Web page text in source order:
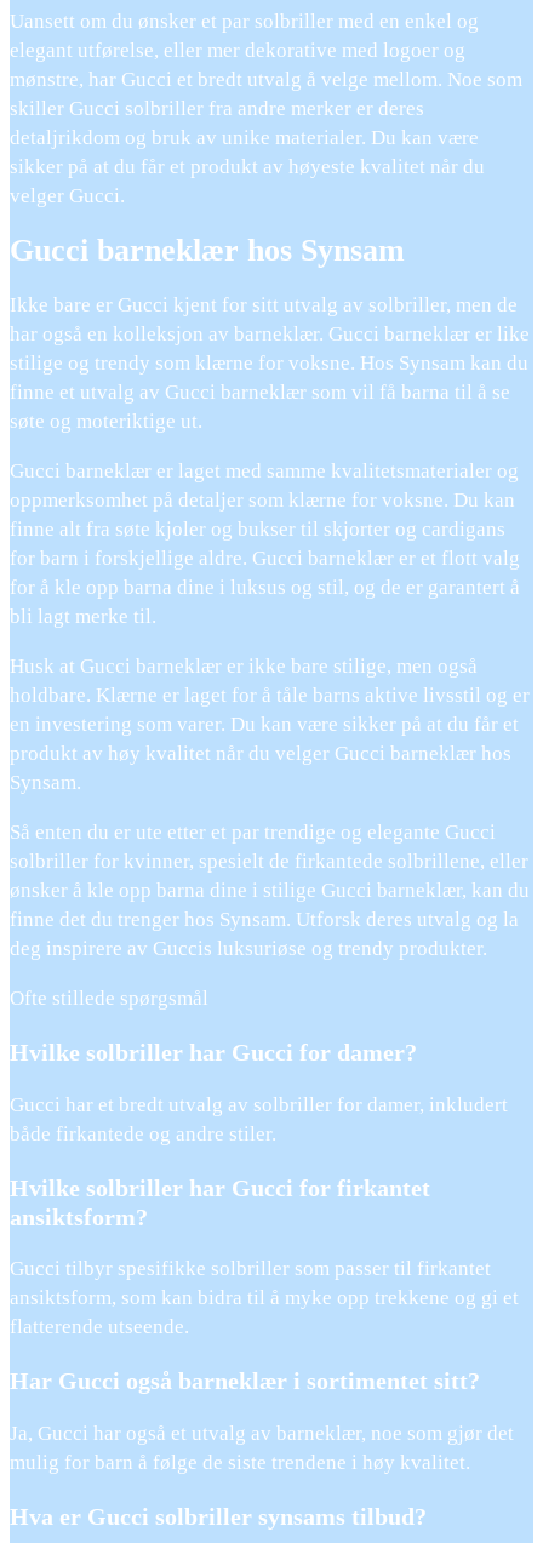
Uansett om du ønsker et par solbriller med en enkel og
elegant utførelse, eller mer dekorative med logoer og
mønstre, har Gucci et bredt utvalg å velge mellom. Noe som
skiller Gucci solbriller fra andre merker er deres
detaljrikdom og bruk av unike materialer. Du kan være
sikker på at du får et produkt av høyeste kvalitet når du
velger Gucci.
Gucci barneklær hos Synsam
Ikke bare er Gucci kjent for sitt utvalg av solbriller, men de
har også en kolleksjon av barneklær. Gucci barneklær er like
stilige og trendy som klærne for voksne. Hos Synsam kan du
finne et utvalg av Gucci barneklær som vil få barna til å se
søte og moteriktige ut.
Gucci barneklær er laget med samme kvalitetsmaterialer og
oppmerksomhet på detaljer som klærne for voksne. Du kan
finne alt fra søte kjoler og bukser til skjorter og cardigans
for barn i forskjellige aldre. Gucci barneklær er et flott valg
for å kle opp barna dine i luksus og stil, og de er garantert å
bli lagt merke til.
Husk at Gucci barneklær er ikke bare stilige, men også
holdbare. Klærne er laget for å tåle barns aktive livsstil og er
en investering som varer. Du kan være sikker på at du får et
produkt av høy kvalitet når du velger Gucci barneklær hos
Synsam.
Så enten du er ute etter et par trendige og elegante Gucci
solbriller for kvinner, spesielt de firkantede solbrillene, eller
ønsker å kle opp barna dine i stilige Gucci barneklær, kan du
finne det du trenger hos Synsam. Utforsk deres utvalg og la
deg inspirere av Guccis luksuriøse og trendy produkter.
Ofte stillede spørgsmål
Hvilke solbriller har Gucci for damer?
Gucci har et bredt utvalg av solbriller for damer, inkludert
både firkantede og andre stiler.
Hvilke solbriller har Gucci for firkantet
ansiktsform?
Gucci tilbyr spesifikke solbriller som passer til firkantet
ansiktsform, som kan bidra til å myke opp trekkene og gi et
flatterende utseende.
Har Gucci også barneklær i sortimentet sitt?
Ja, Gucci har også et utvalg av barneklær, noe som gjør det
mulig for barn å følge de siste trendene i høy kvalitet.
Hva er Gucci solbriller synsams tilbud?